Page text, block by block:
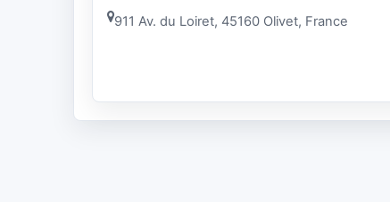
911 Av. du Loiret, 45160 Olivet, France